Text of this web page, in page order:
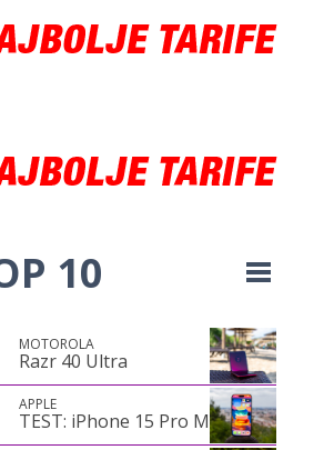
10
MOTOROLA
Razr 40 Ultra
APPLE
TEST: iPhone 15 Pro Max